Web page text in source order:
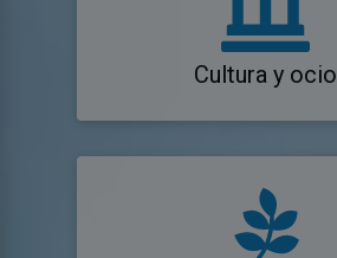
Cultura y ocio